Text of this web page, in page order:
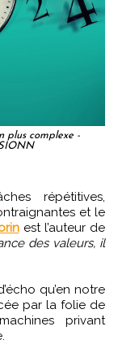
plus complexe -
et le
est l’auteur de
des valeurs, il
qu’en notre
par la folie de
privant